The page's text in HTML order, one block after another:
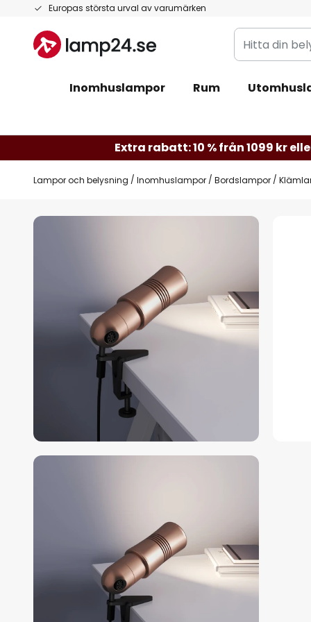
Europas största urval av varumärken
Hoppa
innehållet
Hitta
din
Inomhuslampor Rum
Extra rabatt: 10 % från 1099 kr
Lampor och belysning Inomhuslampor Bordslampor
Hoppa